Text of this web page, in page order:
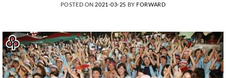
POSTED ON 2021-03-25 BY FORWARD